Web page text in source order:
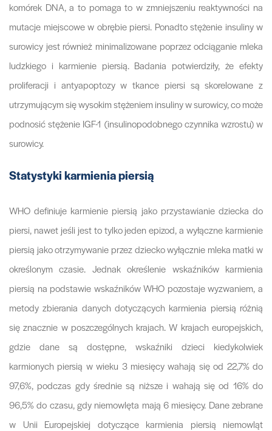
komórek DNA, a to pomaga to w zmniejszeniu reaktywności na
mutacje miejscowe w obrębie piersi. Ponadto stężenie insuliny w
surowicy jest również minimalizowane poprzez odciąganie mleka
ludzkiego i karmienie piersią. Badania potwierdziły, że efekty
proliferacji i antyapoptozy w tkance piersi są skorelowane z
utrzymującym się wysokim stężeniem insuliny w surowicy, co może
podnosić stężenie IGF-1 (insulinopodobnego czynnika wzrostu) w
surowicy.
Statystyki karmienia piersią
WHO definiuje karmienie piersią jako przystawianie dziecka do
piersi, nawet jeśli jest to tylko jeden epizod, a wyłączne karmienie
piersią jako otrzymywanie przez dziecko wyłącznie mleka matki w
określonym czasie. Jednak określenie wskaźników karmienia
piersią na podstawie wskaźników WHO pozostaje wyzwaniem, a
metody zbierania danych dotyczących karmienia piersią różnią
się znacznie w poszczególnych krajach. W krajach europejskich,
gdzie dane są dostępne, wskaźniki dzieci kiedykolwiek
karmionych piersią w wieku 3 miesięcy wahają się od 22,7% do
97,6%, podczas gdy średnie są niższe i wahają się od 16% do
96,5% do czasu, gdy niemowlęta mają 6 miesięcy. Dane zebrane
w Unii Europejskiej dotyczące karmienia piersią niemowląt